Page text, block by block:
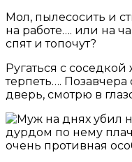
Мол, пылесосить и
на работе…. или на
спят и топочут?
Ругаться с соседкой
терпеть….
дверь, смотрю в